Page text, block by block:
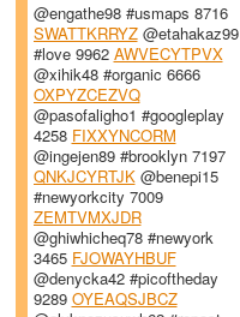
@engathe98 #usmaps 8716
SWATTKRRYZ@etahakaz99
#love 9962 AWVECYTPVX
@xihik48 #organic 6666
OXPYZCEZVQ
@pasofaligho1 #googleplay
4258 FIXXYNCORM
@ingejen89 #brooklyn 7197
QNKJCYRTJK@benepi15
#newyorkcity 7009
ZEMTVMXJDR
@ghiwhicheq78 #newyork
3465 FJOWAYHBUF
@denycka42 #picoftheday
9289 OYEAQSJBCZ